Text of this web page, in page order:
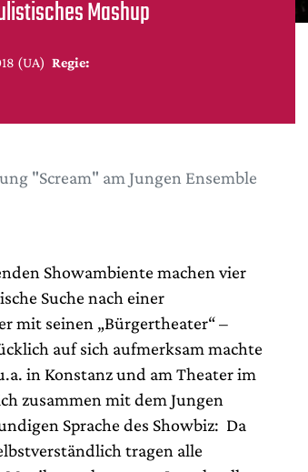
Mashup
(UA) Regie:
"Scream" am Jungen Ensemble
Showambiente machen vier
Suche nach einer
mit seinen „Bürgertheater“ –
auf sich aufmerksam machte
in Konstanz und am Theater im
zusammen mit dem Jungen
Sprache des Showbiz: Da
tragen alle